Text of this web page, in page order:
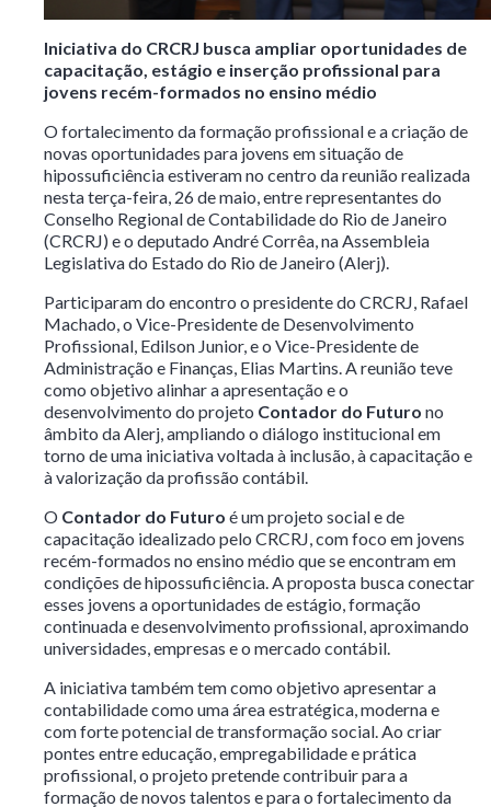
Iniciativa do CRCRJ busca ampliar oportunidades de
capacitação, estágio e inserção profissional para
jovens recém-formados no ensino médio
O fortalecimento da formação profissional e a criação de
novas oportunidades para jovens em situação de
hipossuficiência estiveram no centro da reunião realizada
nesta terça-feira, 26 de maio, entre representantes do
Conselho Regional de Contabilidade do Rio de Janeiro
(CRCRJ) e o deputado André Corrêa, na Assembleia
Legislativa do Estado do Rio de Janeiro (Alerj).
Participaram do encontro o presidente do CRCRJ, Rafael
Machado, o Vice-Presidente de Desenvolvimento
Profissional, Edilson Junior, e o Vice-Presidente de
Administração e Finanças, Elias Martins. A reunião teve
como objetivo alinhar a apresentação e o
desenvolvimento do projeto Contador do Futuro no
âmbito da Alerj, ampliando o diálogo institucional em
torno de uma iniciativa voltada à inclusão, à capacitação e
à valorização da profissão contábil.
O Contador do Futuro é um projeto social e de
capacitação idealizado pelo CRCRJ, com foco em jovens
recém-formados no ensino médio que se encontram em
condições de hipossuficiência. A proposta busca conectar
esses jovens a oportunidades de estágio, formação
continuada e desenvolvimento profissional, aproximando
universidades, empresas e o mercado contábil.
A iniciativa também tem como objetivo apresentar a
contabilidade como uma área estratégica, moderna e
com forte potencial de transformação social. Ao criar
pontes entre educação, empregabilidade e prática
profissional, o projeto pretende contribuir para a
formação de novos talentos e para o fortalecimento da